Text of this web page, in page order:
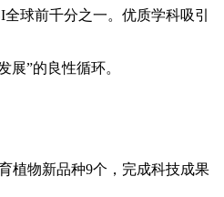
球前千分之一。优质学科吸引
”的良性循环。
植物新品种9个，完成科技成果